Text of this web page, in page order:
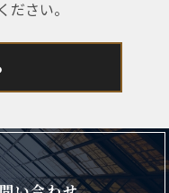
さい。